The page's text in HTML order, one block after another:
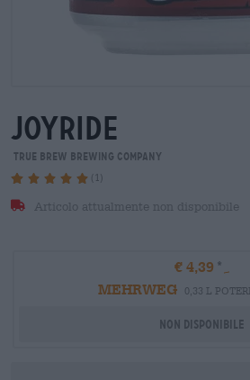
joyride
True Brew Brewing Company
(1)
Articolo attualmente non disponibile
€ 4,39
MEHRWEG
0,33 L
Non disponibile